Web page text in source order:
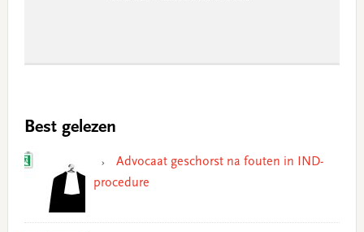
Best gelezen
Advocaat geschorst na fouten in IND-
procedure